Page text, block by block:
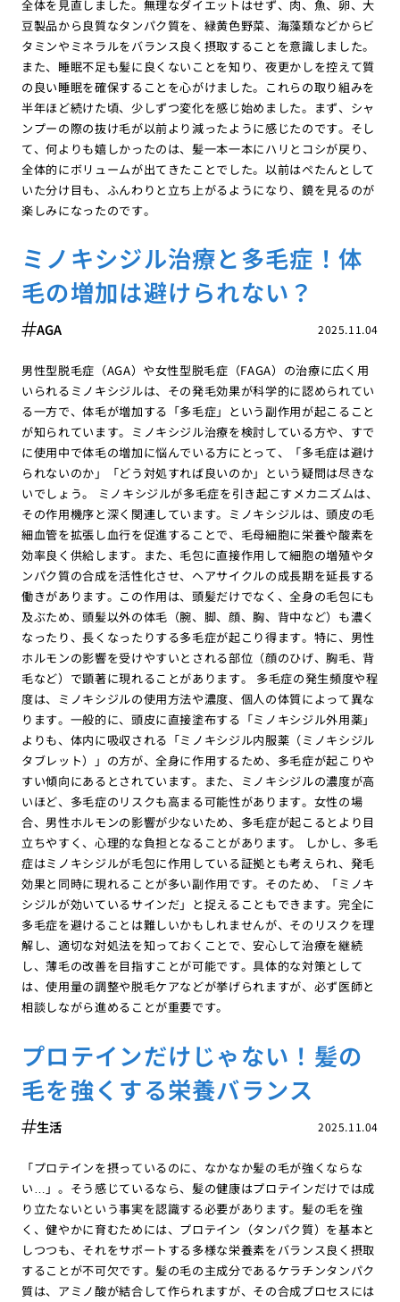
全体を見直しました。無理なダイエットはせず、肉、魚、卵、大
豆製品から良質なタンパク質を、緑黄色野菜、海藻類などからビ
タミンやミネラルをバランス良く摂取することを意識しました。
また、睡眠不足も髪に良くないことを知り、夜更かしを控えて質
の良い睡眠を確保することを心がけました。これらの取り組みを
半年ほど続けた頃、少しずつ変化を感じ始めました。まず、シャ
ンプーの際の抜け毛が以前より減ったように感じたのです。そし
て、何よりも嬉しかったのは、髪一本一本にハリとコシが戻り、
全体的にボリュームが出てきたことでした。以前はぺたんとして
いた分け目も、ふんわりと立ち上がるようになり、鏡を見るのが
楽しみになったのです。
ミノキシジル治療と多毛症！体
毛の増加は避けられない？
2025.11.04
AGA
男性型脱毛症（AGA）や女性型脱毛症（FAGA）の治療に広く用
いられるミノキシジルは、その発毛効果が科学的に認められてい
る一方で、体毛が増加する「多毛症」という副作用が起こること
が知られています。ミノキシジル治療を検討している方や、すで
に使用中で体毛の増加に悩んでいる方にとって、「多毛症は避け
られないのか」「どう対処すれば良いのか」という疑問は尽きな
いでしょう。 ミノキシジルが多毛症を引き起こすメカニズムは、
その作用機序と深く関連しています。ミノキシジルは、頭皮の毛
細血管を拡張し血行を促進することで、毛母細胞に栄養や酸素を
効率良く供給します。また、毛包に直接作用して細胞の増殖やタ
ンパク質の合成を活性化させ、ヘアサイクルの成長期を延長する
働きがあります。この作用は、頭髪だけでなく、全身の毛包にも
及ぶため、頭髪以外の体毛（腕、脚、顔、胸、背中など）も濃く
なったり、長くなったりする多毛症が起こり得ます。特に、男性
ホルモンの影響を受けやすいとされる部位（顔のひげ、胸毛、背
毛など）で顕著に現れることがあります。 多毛症の発生頻度や程
度は、ミノキシジルの使用方法や濃度、個人の体質によって異な
ります。一般的に、頭皮に直接塗布する「ミノキシジル外用薬」
よりも、体内に吸収される「ミノキシジル内服薬（ミノキシジル
タブレット）」の方が、全身に作用するため、多毛症が起こりや
すい傾向にあるとされています。また、ミノキシジルの濃度が高
いほど、多毛症のリスクも高まる可能性があります。女性の場
合、男性ホルモンの影響が少ないため、多毛症が起こるとより目
立ちやすく、心理的な負担となることがあります。 しかし、多毛
症はミノキシジルが毛包に作用している証拠とも考えられ、発毛
効果と同時に現れることが多い副作用です。そのため、「ミノキ
シジルが効いているサインだ」と捉えることもできます。完全に
多毛症を避けることは難しいかもしれませんが、そのリスクを理
解し、適切な対処法を知っておくことで、安心して治療を継続
し、薄毛の改善を目指すことが可能です。具体的な対策として
は、使用量の調整や脱毛ケアなどが挙げられますが、必ず医師と
相談しながら進めることが重要です。
プロテインだけじゃない！髪の
毛を強くする栄養バランス
2025.11.04
生活
「プロテインを摂っているのに、なかなか髪の毛が強くならな
い…」。そう感じているなら、髪の健康はプロテインだけでは成
り立たないという事実を認識する必要があります。髪の毛を強
く、健やかに育むためには、プロテイン（タンパク質）を基本と
しつつも、それをサポートする多様な栄養素をバランス良く摂取
することが不可欠です。髪の毛の主成分であるケラチンタンパク
質は、アミノ酸が結合して作られますが、その合成プロセスには